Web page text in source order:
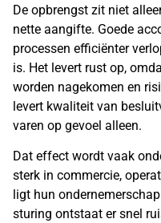
De opbrengst zit niet
nette aangifte. Goede
processen efficiënter
is. Het levert rust op,
worden nagekomen en
levert kwaliteit van
varen op gevoel alleen.
Dat effect wordt vaak
sterk in commercie,
ligt hun
sturing ontstaat er snel